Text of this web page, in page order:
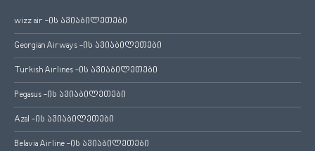
wizz air -ის ავიაბილეთები
Georgian Airways -ის ავიაბილეთები
Turkish Airlines -ის ავიაბილეთები
Pegasus -ის ავიაბილეთები
Azal -ის ავიაბილეთები
Belavia Airline -ის ავიაბილეთები